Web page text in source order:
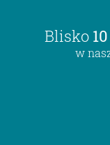
Blisko
w